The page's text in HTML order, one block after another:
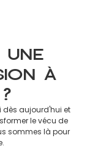
à
dès aujourd'hui et
le vécu de
sommes là pour